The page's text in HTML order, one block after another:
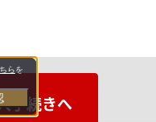
手続きへ
らを